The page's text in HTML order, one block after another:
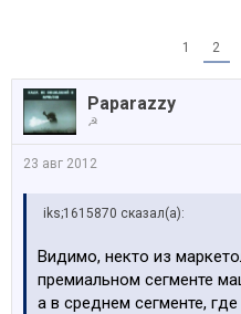
1 2
Paparazzy
☭
23 авг 2012
iks;1615870 сказал(а):
Видимо, некто из
премиальном сегменте
а в среднем сегменте,